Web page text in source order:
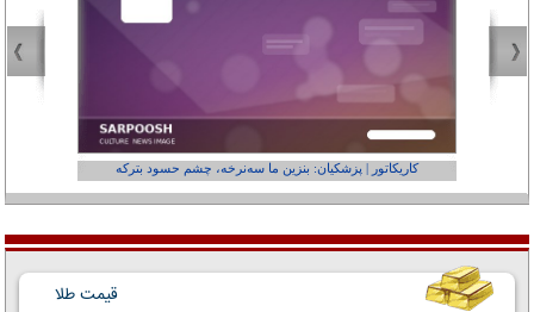
کاریکاتور | پزشکیان: بنزین ما سه‌نرخه، چشم حسود بترکه
قیمت طلا